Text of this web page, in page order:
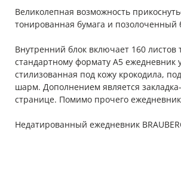
Великолепная возможность
тонированная бумага и позолоченный
Внутренний блок включает 160
стандартному формату А5 ежедневник
стилизованная под кожу крокодила,
шарм. Дополнением является
странице. Помимо прочего
Недатированный ежедневник